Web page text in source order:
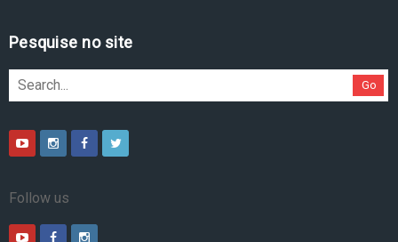
Pesquise no site
Go
Follow us